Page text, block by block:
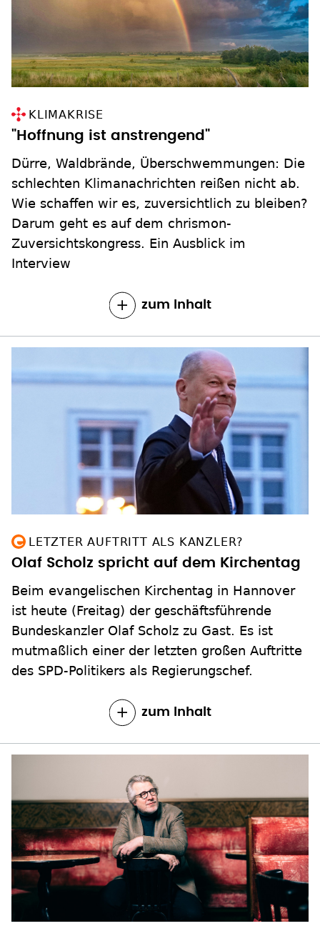
KLIMAKRISE
"Hoffnung ist anstrengend"
Dürre, Waldbrände, Überschwemmungen: Die
schlechten Klimanachrichten reißen nicht ab.
Wie schaffen wir es, zuversichtlich zu bleiben?
Darum geht es auf dem chrismon-
Zuversichtskongress. Ein Ausblick im
Interview
zum Inhalt
LETZTER AUFTRITT ALS KANZLER?
Olaf Scholz spricht auf dem Kirchentag
Beim evangelischen Kirchentag in Hannover
ist heute (Freitag) der geschäftsführende
Bundeskanzler Olaf Scholz zu Gast. Es ist
mutmaßlich einer der letzten großen Auftritte
des SPD-Politikers als Regierungschef.
zum Inhalt